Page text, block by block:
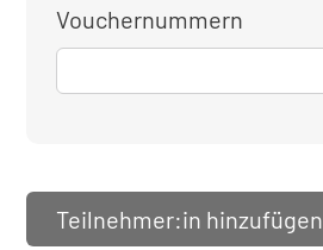
Vouchernummern
Teilnehmer:in hinzufügen